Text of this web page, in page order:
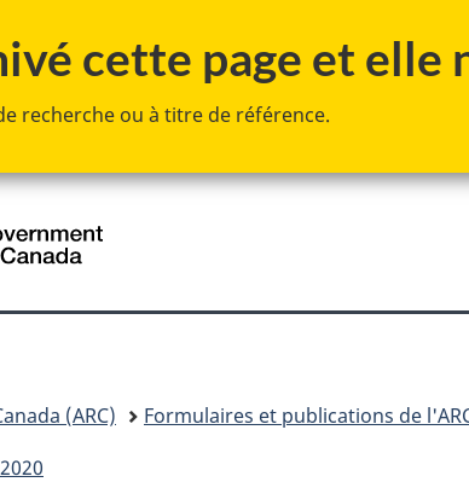
au
à
du
à
simplifiée
cette page et elle
recherche ou à titre de référence.
Canada
(ARC) Formulaires et publications de